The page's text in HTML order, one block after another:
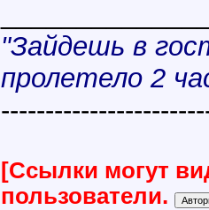
"Зайдешь в
пролетело 2
[Ссылки могут
пользователи.